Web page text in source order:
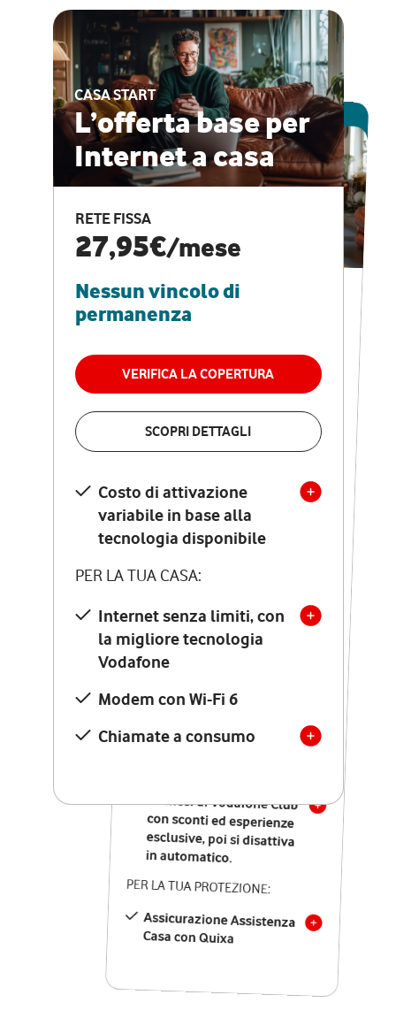
CASA START
L’offerta base per
Internet a casa
RETE FISSA
27,95€/mese
Nessun vincolo di
permanenza
VERIFICA LA COPERTURA
SCOPRI DETTAGLI
Costo di attivazione
variabile in base alla
tecnologia disponibile
PER LA TUA CASA:
Internet senza limiti, con
la migliore tecnologia
Vodafone
Modem con Wi-Fi 6
Chiamate a consumo
ESCLUSIVA ONLINE
CASA PRO
Internet veloce e
vantaggi speciali
RETE FISSA + VODAFONE CLUB
29,95€
permanenza
VERIFICA LA COPERTURA
Costo di attivazione
variabile in base alla
tecnologia disponibile
PER LA TUA CASA:
Internet senza limiti, con
la migliore tecnologia
Vodafone
Modem Seven con Wi-Fi 7
Chiamate illimitate verso
numeri fissi e mobili
nazionali
12 mesi di Vodafone Club
con sconti ed esperienze
esclusive, poi si disattiva
in automatico.
PER LA TUA PROTEZIONE:
Assicurazione Assistenza
Casa con Quixa